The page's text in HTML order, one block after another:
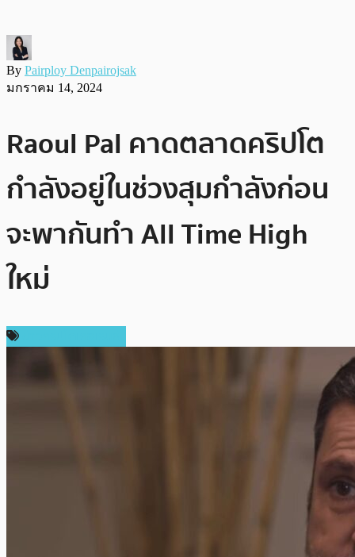
By Pairploy Denpairojsak
มกราคม 14, 2024
Raoul Pal คาดตลาดคริปโต
กำลังอยู่ในช่วงสุมกำลังก่อน
จะพากันทำ All Time High
ใหม่